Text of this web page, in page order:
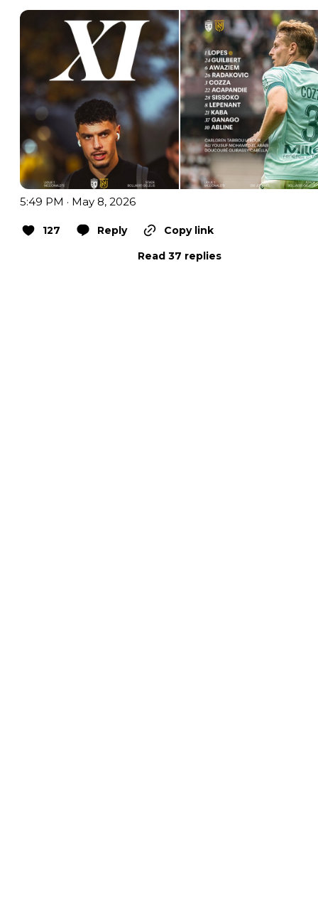
5:49 PM · May 8, 2026
127 Reply
Copy link
Read 37 replies